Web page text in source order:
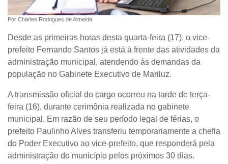
Por Charles Rodrigues de Almeida
Desde as primeiras horas desta quarta-feira (17), o vice-
prefeito Fernando Santos já está à frente das atividades da
administração municipal, atendendo às demandas da
população no Gabinete Executivo de Mariluz.
A transmissão oficial do cargo ocorreu na tarde de terça-
feira (16), durante cerimônia realizada no gabinete
municipal. Em razão de seu período legal de férias, o
prefeito Paulinho Alves transferiu temporariamente a chefia
do Poder Executivo ao vice-prefeito, que responderá pela
administração do município pelos próximos 30 dias.